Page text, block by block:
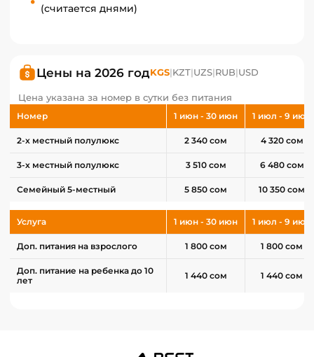
(считается днями)
Цены на 2026 годKGS|KZT|UZS|RUB|USD
Цена указана за номер в сутки без питания
Номер 1 июн - 30 июн 1 июл - 9 июл
2-х местный полулюкс 2 340 сом 4 320 сом
3-х местный полулюкс 3 510 сом 6 480 сом
Семейный 5-местный 5 850 сом 10 350 сом
Услуга 1 июн - 30 июн 1 июл - 9 июл
Доп. питания на взрослого 1 800 сом 1 800 сом
Доп. питание на ребенка до 10
лет
1 440 сом 1 440 сом